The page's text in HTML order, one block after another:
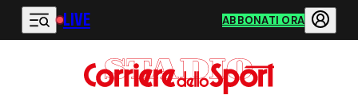
Vai al contenuto principale
LIVE ABBONATI ORA